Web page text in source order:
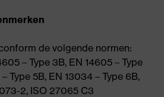
de volgende normen:
– Type 3B, EN 14605 – Type
Type 5B, EN 13034 – Type 6B,
2, ISO 27065 C3